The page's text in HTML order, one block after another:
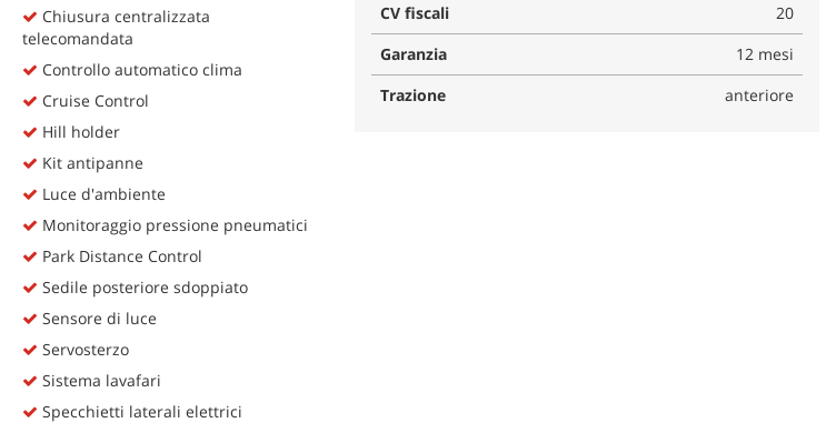
Chiusura centralizzata
telecomandata
Controllo automatico clima
Cruise Control
Hill holder
Kit antipanne
Luce d'ambiente
Monitoraggio pressione pneumatici
Park Distance Control
Sedile posteriore sdoppiato
Sensore di luce
Servosterzo
Sistema lavafari
Specchietti laterali elettrici
CV fiscali
20
Garanzia
12 mesi
Trazione
anteriore